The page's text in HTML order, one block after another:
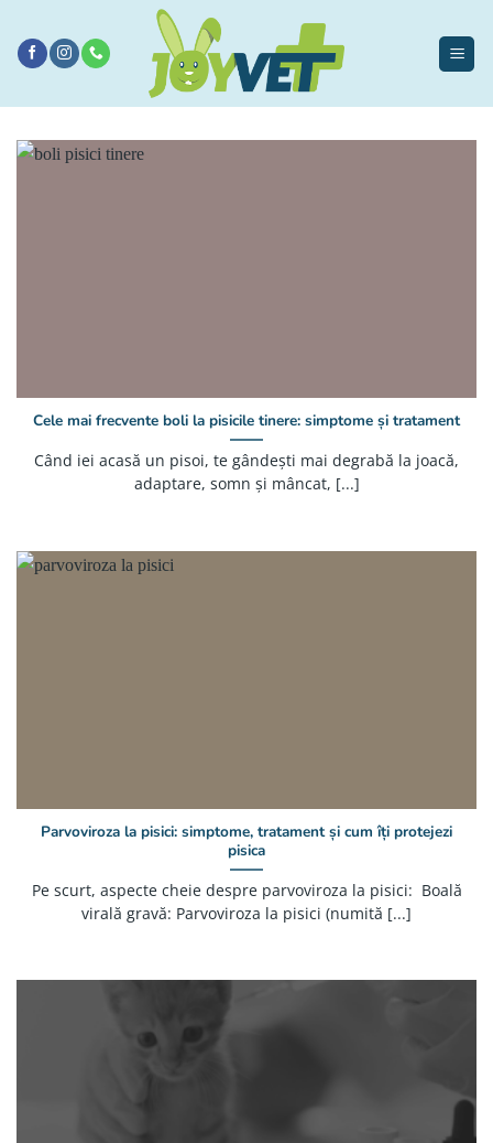
conținut
Cele mai frecvente boli la pisicile tinere: simptome și tratament
Când iei acasă un pisoi, te gândești mai degrabă la joacă,
adaptare, somn și mâncat, [...]
Parvoviroza la pisici: simptome, tratament și cum îți protejezi
pisica
Pe scurt, aspecte cheie despre parvoviroza la pisici: Boală
virală gravă: Parvoviroza la pisici (numită [...]